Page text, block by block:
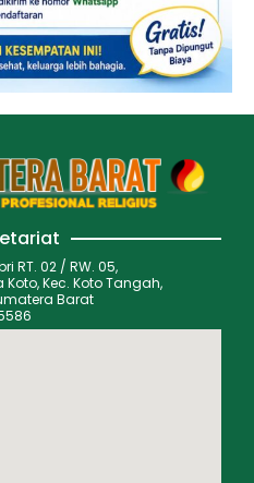
RT. 02 / RW. 05,
Koto, Kec. Koto Tangah,
Barat